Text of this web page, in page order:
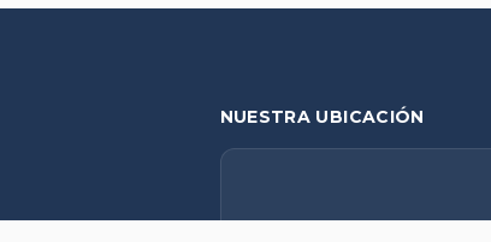
NUESTRA UBICACIÓN